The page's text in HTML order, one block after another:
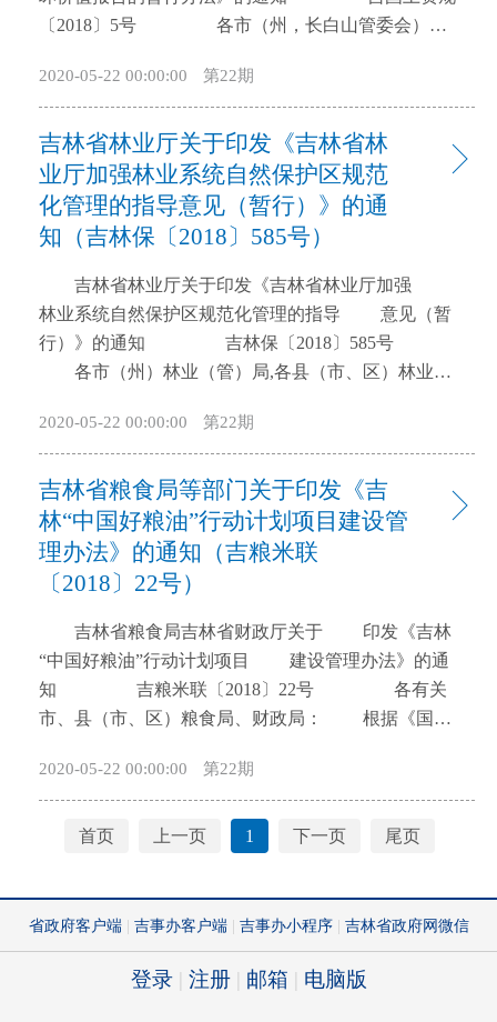
化，“走出去”已经成为我省农业现代化建设的重要组
新机制、形成新局面，促进农业对外合作提档升级，
特制定本方案。 一、总体要求 （一）指导思
想。以习近平新时代中国特色社会主义思想为指导，
认真贯彻落实党的十九大及习近平总书记在深入推进
东北振兴座谈会上的重要讲话精神，按照党中央、国
务院以及省委、省政府关于农业对外合作的决策部
署，牢牢抓住国家实施乡村振兴战略和“一带一路”倡
议及第四届“东方经济论坛”的历史机遇，牢固树立创
新、协调、绿色、开放、共享发展理念，着眼于振兴
吉林老工业基地和率先实现农业现代化，坚持“走出
去”和“引进来”相结合，统筹利用国际国内两个市场、
业对外开放战略布局，优化农业对外合作政策支持体
系，加强农业优势产能和技术合作，加快形成开放有
序、交流顺畅、融合共享的农业对外合作新格局，为
率先实现农业现代化和乡村振兴拓展新领域、开辟新
途径。 （二）基本原则。 ——合作发展，互
利共赢。农业对外合作要秉承合作精神，兼顾各方利
益，发挥各自优势，取长补短，相互包容，分享农业
领域发展智慧、经验和成果，达成共同发展的合作目
标。 ——政府引导，企业主体。以企业为主体，
发挥市场配置资源的决定性作用，强化政府推动，提
升市场运作能力，深化“放管服”改革，强化农业对外
企业参与农业合作的积极性，增强农业国际竞争力和
市场开拓能力。 ——统筹谋划，突出重点。依托
我省农业资源禀赋和合作基础，围绕重点区域、主导
范风险。针对不同国家和地区的不同项目，鼓励多样
化发展，差异化指导，提升合作水平；审时度势，做
好预案，防止盲目跟风和无序竞争，增强风险意识，
〔2018〕5号 各市（州，长白山管委会）、
馆： 《吉林省国土资源厅出具非法采矿、破坏性
采矿造成矿产资源破坏价值报告的暂行办法》已经
2018年第5次厅长办公会审议通过，现印发给你们，请
遵照执行。 吉林省国土资源厅 2018年5
月15日 吉林省国土资源厅出具非法采矿、破
坏性采矿 造成矿产资源破坏价值报告的暂行办法
产资源破坏价值报告的出具工作，根据《中华人民共
和国矿产资源法》《最高人民法院、最高人民检察院
关于办理非法采矿、破坏性采矿刑事案件适用法律若
干问题的解释》（法释〔2016〕25号）等有关规定，
政区域内，国土资源主管部门或公安、司法机关在查
处涉嫌非法采矿案件，对非法开采的矿产资源储量
（矿产品）需要确定；以及查处涉嫌破坏性采矿案
件，对造成矿产资源破坏的价值、是否属于破坏性开
采方法难以确定，需要省国土资源厅出具相关报告
的，适用本办法。 第三条 非法采矿主要指违反矿
行为。具有下列情形之一的，应当认定为“未取得采矿
许可证”。 （一）无采矿许可证的； （二）
采矿许可证被注销、吊销、撤销的； （三）超越
采矿许可证规定的矿区范围或者开采范围的；
种除外）； （五）其他未取得采矿许可证的情
形。 第四条 破坏性采矿主要指没有按照国土资源
主管部门审查认可的矿产资源开发利用方案采矿，导
资源破坏价值相关报告，应当坚持依法依规、客观公
正的原则。 第六条 省国土资源厅设立非法采矿、
破坏性采矿造成矿产资源破坏价值报告审查委员会
2020-05-22 00:00:00 第22期
吉林省林业厅关于印发《吉林省林
业厅加强林业系统自然保护区规范
化管理的指导意见（暂行）》的通
知（吉林保〔2018〕585号）
吉林省林业厅关于印发《吉林省林业厅加强
林业系统自然保护区规范化管理的指导 意见（暂
行）》的通知 吉林保〔2018〕585号
各市（州）林业（管）局,各县（市、区）林业
级以上自然保护区管理局： 为进一步规范林业系
统自然保护区建设和管理，提高建设管理水平和能
力，建立自然保护区监督管理长效机制，省林业厅制
定了《吉林省林业厅加强林业系统自然保护区规范化
管理的指导意见（暂行）》，现印发给你们，请遵照
执行。 吉林省林业厅 2018年10月8日
化管理的指导意见（暂行） 党的十八大以
来，在国家和省委、省政府的正确领导下，各级林业
主管部门积极推进林业自然保护区建设管理工作，取
得了显著成效。截至2017年底，全省共建有林业系统
面积约258万公顷，占全省幅员面积的13.8%。自然保
护区在保护珍稀濒危野生动植物及栖息地等自然资源
及生态系统，维护生态安全，促进生态文明建设方面
建设管理工作不够规范、科研监测水平较低等问题还
未得到有效解决，生物多样性保护面临严重挑战。为
进一步规范林业系统自然保护区建设和管理，提高建
2020-05-22 00:00:00 第22期
吉林省粮食局等部门关于印发《吉
林“中国好粮油”行动计划项目建设管
理办法》的通知（吉粮米联
〔2018〕22号）
吉林省粮食局吉林省财政厅关于 印发《吉林
“中国好粮油”行动计划项目 建设管理办法》的通
知 吉粮米联〔2018〕22号 各有关
市、县（市、区）粮食局、财政局： 根据《国家
知》（国粮财〔2017〕180号）要求，为加快推进全省
“中国好粮油”行动计划实施，规范项目建设管理，省
粮食局、省财政厅研究制定了《吉林“中国好粮油”行
厅 2018年3月1日 吉林“中国好粮油”行
动计划 项目建设管理办法（试行） 第
一条 根据《国家粮食局财政部关于印发“优质粮食工
2020-05-22 00:00:00 第22期
首页 上一页 1 下一页 尾页